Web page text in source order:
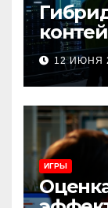
и 12 ИЮНЯ
ИГРЫ